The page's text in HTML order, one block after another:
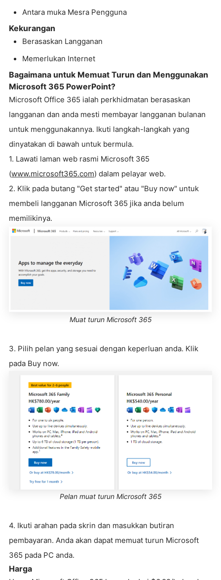
Antara muka Mesra Pengguna
Kekurangan
Berasaskan Langganan
Memerlukan Internet
Bagaimana untuk Memuat Turun dan Menggunakan
Microsoft 365 PowerPoint?
Microsoft Office 365 ialah perkhidmatan berasaskan
langganan dan anda mesti membayar langganan bulanan
untuk menggunakannya. Ikuti langkah-langkah yang
dinyatakan di bawah untuk bermula.
1. Lawati laman web rasmi Microsoft 365
(www.microsoft365.com) dalam pelayar web.
2. Klik pada butang "Get started" atau "Buy now" untuk
membeli langganan Microsoft 365 jika anda belum
memilikinya.
Muat turun Microsoft 365
3. Pilih pelan yang sesuai dengan keperluan anda. Klik
pada Buy now.
Pelan muat turun Microsoft 365
4. Ikuti arahan pada skrin dan masukkan butiran
pembayaran. Anda akan dapat memuat turun Microsoft
365 pada PC anda.
Harga